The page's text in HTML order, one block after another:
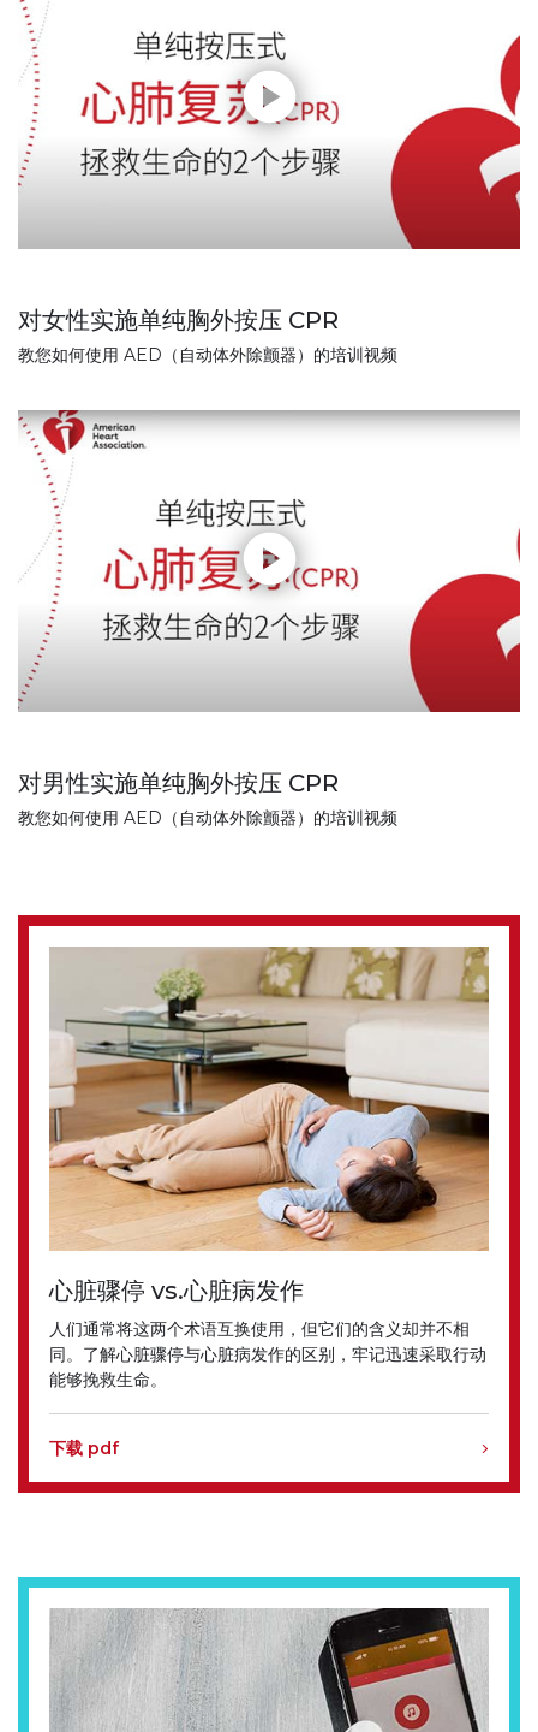
对女性实施单纯胸外按压 CPR
教您如何使用 AED（自动体外除颤器）的培训视频
Play without Auto-Play
对男性实施单纯胸外按压 CPR
教您如何使用 AED（自动体外除颤器）的培训视频
心脏骤停 vs.心脏病发作
人们通常将这两个术语互换使用，但它们的含义却并不相
同。了解心脏骤停与心脏病发作的区别，牢记迅速采取行动
能够挽救生命。
下载 pdf